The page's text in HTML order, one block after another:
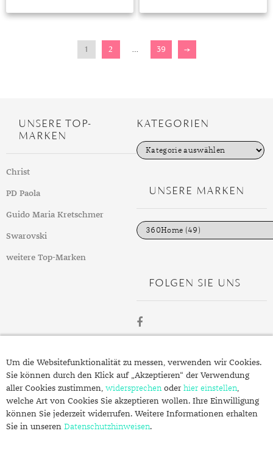
1 2 … 39 →
UNSERE TOP-
MARKEN
Christ
PD Paola
Guido Maria Kretschmer
Swarovski
weitere Top-Marken
KATEGORIEN
K
a
e
n
UNSERE MARKEN
FOLGEN SIE UNS
SCHMUCK.DE
Fragen zu Ihrer Bestellung?
Kontakt
Um die Websitefunktionalität zu messen, verwenden wir Cookies.
Sie können durch den Klick auf „Akzeptieren“ der Verwendung
aller Cookies zustimmen, widersprechenoder hier einstellen,
welche Art von Cookies Sie akzeptieren wollen. Ihre Einwilligung
können Sie jederzeit widerrufen. Weitere Informationen erhalten
Sie in unseren Datenschutzhinweisen.